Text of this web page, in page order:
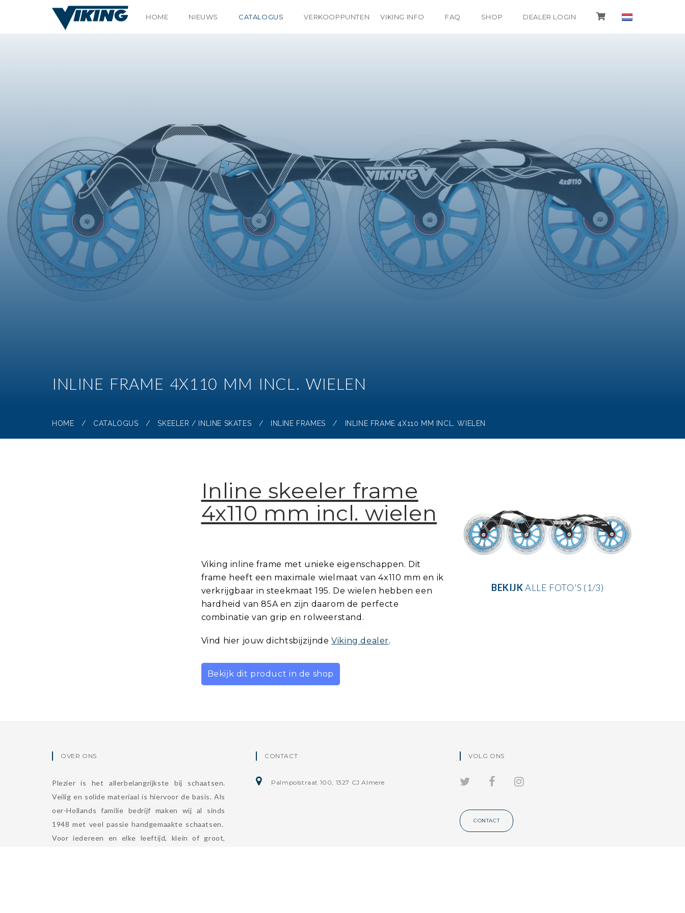
HOME NIEUWS CATALOGUS VERKOOPPUNTEN VIKING INFO FAQ SHOP DEALER LOGIN
INLINE FRAME 4X110 MM INCL. WIELEN
HOME / CATALOGUS / SKEELER / INLINE SKATES / INLINE FRAMES / INLINE FRAME 4X110 MM INCL. WIELEN
Inline skeeler frame
4x110 mm incl. wielen
Viking inline frame met unieke eigenschappen. Dit
frame heeft een maximale wielmaat van 4x110 mm en ik
verkrijgbaar in steekmaat 195. De wielen hebben een
hardheid van 85A en zijn daarom de perfecte
combinatie van grip en rolweerstand.
Vind hier jouw dichtsbijzijndeViking dealer.
Bekijk dit product in de shop
BEKIJKALLE FOTO'S (1/3)
OVER ONS
Plezier is het allerbelangrijkste bij schaatsen.
Veilig en solide materiaal is hiervoor de basis. Als
oer-Hollands familie bedrijf maken wij al sinds
1948 met veel passie handgemaakte schaatsen.
Voor iedereen en elke leeftijd, klein of groot,
CONTACT
Palmpolstraat 100, 1327 CJ Almere
VOLG ONS
CONTACT